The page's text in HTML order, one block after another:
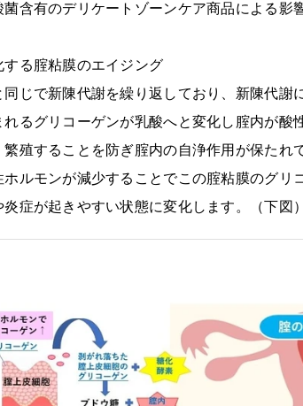
含有のデリケートゾーンケア商品による影
する腟粘膜のエイジング
じで新陳代謝を繰り返しており、新陳代謝
れるグリコーゲンが乳酸へと変化し腟内が酸
殖することを防ぎ腟内の自浄作用が保たれ
ルモンが減少することでこの腟粘膜のグリ
症が起きやすい状態に変化します。（下図）